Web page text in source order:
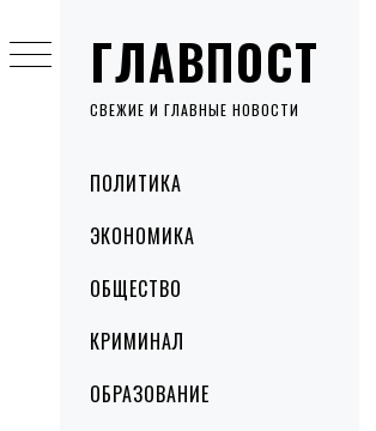
ГЛАВПОСТ
СВЕЖИЕ И ГЛАВНЫЕ НОВОСТИ
MenuПОЛИТИКА
ЭКОНОМИКА
ОБЩЕСТВО
КРИМИНАЛ
ОБРАЗОВАНИЕ
to
content